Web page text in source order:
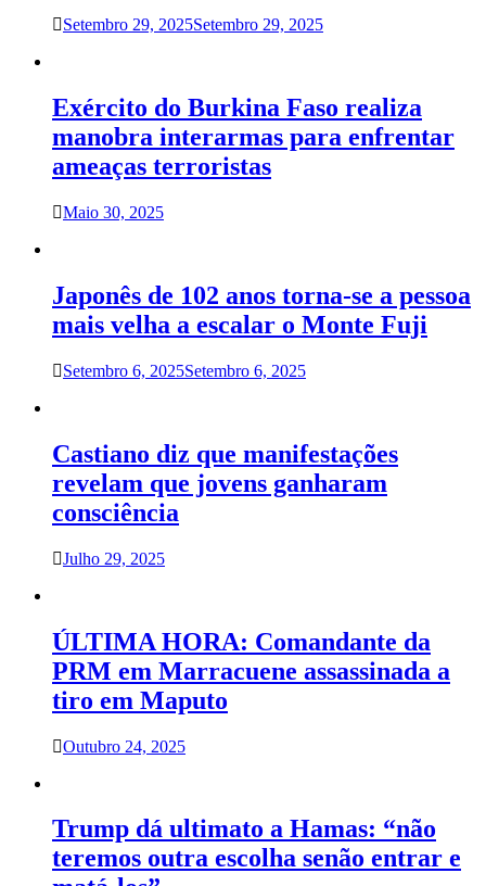
Setembro 29, 2025Setembro 29, 2025
Exército do Burkina Faso realiza
manobra interarmas para enfrentar
ameaças terroristas
Maio 30, 2025
Japonês de 102 anos torna-se a pessoa
mais velha a escalar o Monte Fuji
Setembro 6, 2025Setembro 6, 2025
Castiano diz que manifestações
revelam que jovens ganharam
consciência
Julho 29, 2025
ÚLTIMA HORA: Comandante da
PRM em Marracuene assassinada a
tiro em Maputo
Outubro 24, 2025
Trump dá ultimato a Hamas: “não
teremos outra escolha senão entrar e